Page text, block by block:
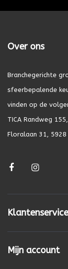
Over ons
Branchegerichte
sfeerbepalende
vinden op de
TICA Randweg
Floralaan 31, 5928
Klantenservice
Mijn account